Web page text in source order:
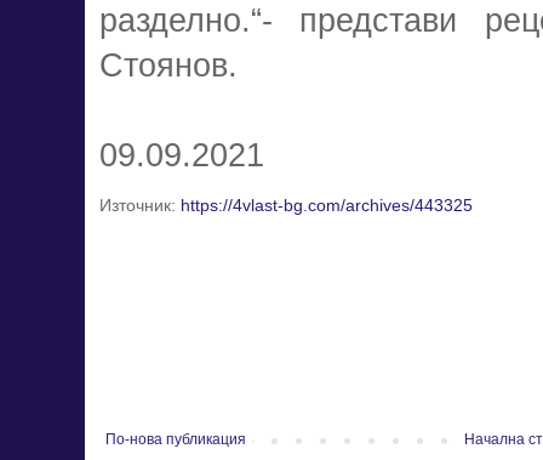
разделно.“- представи
Стоянов.
09.09.2021
Източник: https://4vlast-bg.com/archives/443325
По-нова публикация Начална